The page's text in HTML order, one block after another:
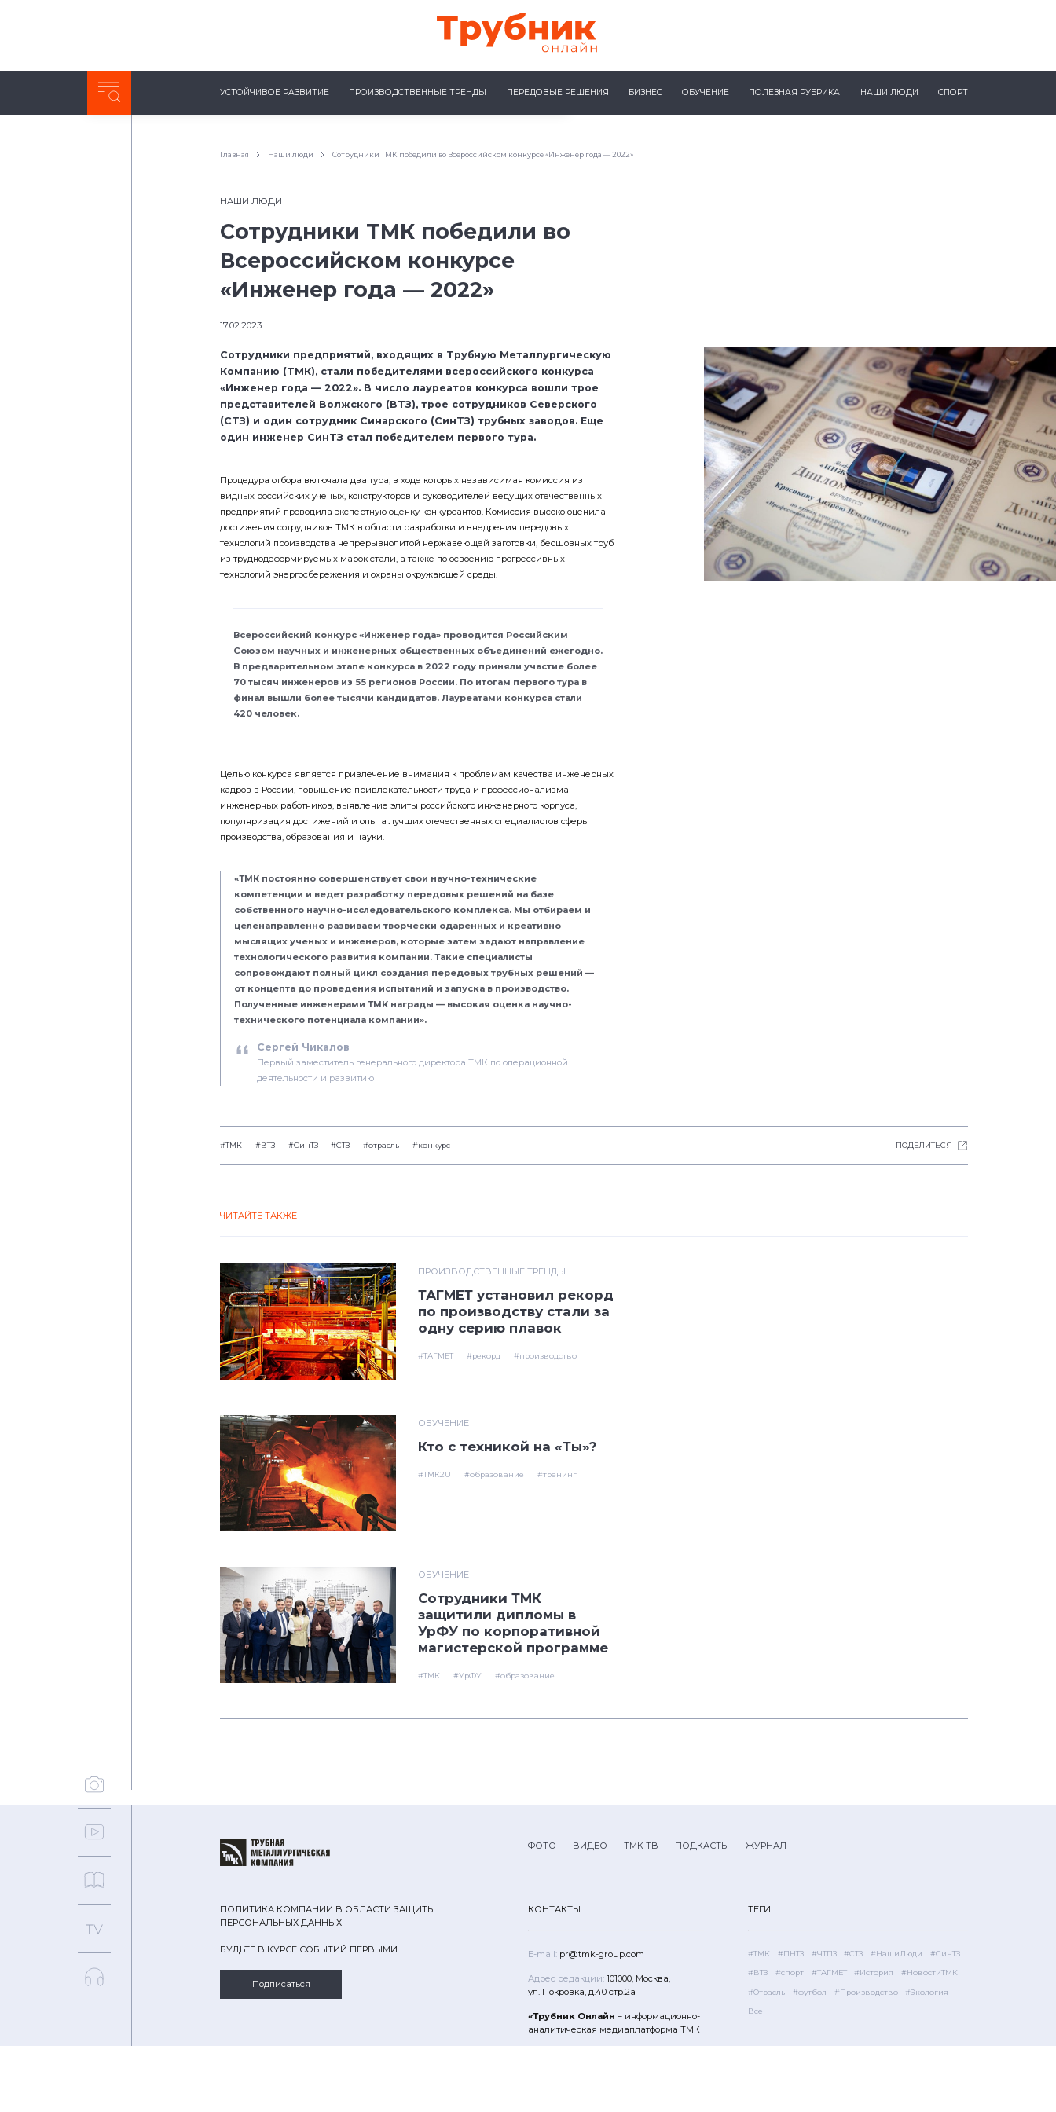
Неделя с ТМК. Выпуск №27 (225)
УСТОЙЧИВОЕ РАЗВИТИЕ ПРОИЗВОДСТВЕННЫЕ ТРЕНДЫ ПЕРЕДОВЫЕ РЕШЕНИЯ БИЗНЕС ОБУЧЕНИЕ ПОЛЕЗНАЯ РУБРИКА НАШИ ЛЮДИ СПОРТ
Главная Наши люди Сотрудники ТМК победили во Всероссийском конкурсе «Инженер года — 2022»
НАШИ ЛЮДИ
Сотрудники ТМК победили во
Всероссийском конкурсе
«Инженер года — 2022»
17.02.2023
Сотрудники предприятий, входящих в Трубную Металлургическую
Компанию (ТМК), стали победителями всероссийского конкурса
«Инженер года — 2022». В число лауреатов конкурса вошли трое
представителей Волжского (ВТЗ), трое сотрудников Северского
(СТЗ) и один сотрудник Синарского (СинТЗ) трубных заводов. Еще
один инженер СинТЗ стал победителем первого тура.
Процедура отбора включала два тура, в ходе которых независимая комиссия из
видных российских ученых, конструкторов и руководителей ведущих отечественных
предприятий проводила экспертную оценку конкурсантов. Комиссия высоко оценила
достижения сотрудников ТМК в области разработки и внедрения передовых
технологий производства непрерывнолитой нержавеющей заготовки, бесшовных труб
из труднодеформируемых марок стали, а также по освоению прогрессивных
технологий энергосбережения и охраны окружающей среды.
Всероссийский конкурс «Инженер года» проводится Российским
Союзом научных и инженерных общественных объединений ежегодно.
В предварительном этапе конкурса в 2022 году приняли участие более
70 тысяч инженеров из 55 регионов России. По итогам первого тура в
финал вышли более тысячи кандидатов. Лауреатами конкурса стали
420 человек.
Целью конкурса является привлечение внимания к проблемам качества инженерных
кадров в России, повышение привлекательности труда и профессионализма
инженерных работников, выявление элиты российского инженерного корпуса,
популяризация достижений и опыта лучших отечественных специалистов сферы
производства, образования и науки.
«ТМК постоянно совершенствует свои научно-технические
компетенции и ведет разработку передовых решений на базе
собственного научно-исследовательского комплекса. Мы отбираем и
целенаправленно развиваем творчески одаренных и креативно
мыслящих ученых и инженеров, которые затем задают направление
технологического развития компании. Такие специалисты
сопровождают полный цикл создания передовых трубных решений —
от концепта до проведения испытаний и запуска в производство.
Полученные инженерами ТМК награды — высокая оценка научно-
технического потенциала компании».
Сергей Чикалов
Первый заместитель генерального директора ТМК по операционной
деятельности и развитию
#ТМК #ВТЗ #СинТЗ #СТЗ #отрасль #конкурс ПОДЕЛИТЬСЯ
ЧИТАЙТЕ ТАКЖЕ
ПРОИЗВОДСТВЕННЫЕ ТРЕНДЫ
ТАГМЕТ установил рекорд
по производству стали за
одну серию плавок
#ТАГМЕТ #рекорд #производство
ОБУЧЕНИЕ
Кто с техникой на «Ты»?
#ТМК2U #образование #тренинг
ОБУЧЕНИЕ
Сотрудники ТМК
защитили дипломы в
УрФУ по корпоративной
магистерской программе
#ТМК #УрФУ #образование
ФОТО ВИДЕО ТМК ТВ ПОДКАСТЫ ЖУРНАЛ
ПОЛИТИКА КОМПАНИИ В ОБЛАСТИ ЗАЩИТЫ
ПЕРСОНАЛЬНЫХ ДАННЫХ
БУДЬТЕ В КУРСЕ СОБЫТИЙ ПЕРВЫМИ
Подписаться
КОНТАКТЫ
E-mail: pr@tmk-group.com
Адрес редакции: 101000, Москва,
ул. Покровка, д.40 стр.2а
«Трубник Онлайн – информационно-
аналитическая медиаплатформа ТМК
ТЕГИ
#ТМК #ПНТЗ #ЧТПЗ #СТЗ #НашиЛюди #СинТЗ
#ВТЗ #спорт #ТАГМЕТ #История #НовостиТМК
#Отрасль #футбол #Производство #Экология
Все